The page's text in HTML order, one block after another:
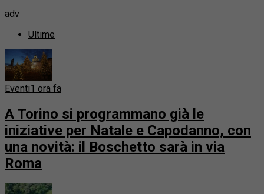
adv
Ultime
Eventi1 ora fa
A Torino si programmano già le
iniziative per Natale e Capodanno, con
una novità: il Boschetto sarà in via
Roma